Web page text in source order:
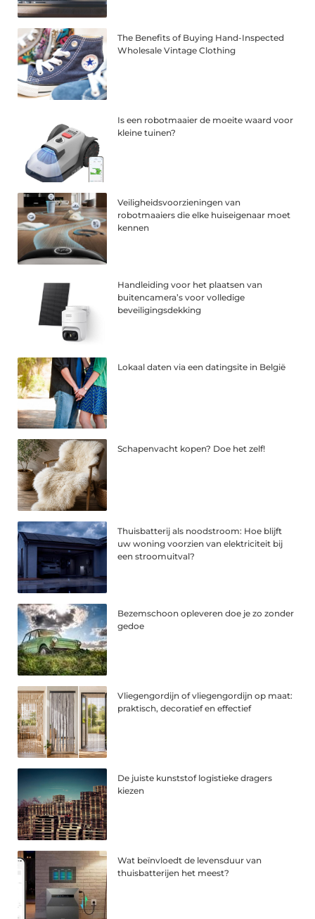
The Benefits of Buying Hand-Inspected
Wholesale Vintage Clothing
Is een robotmaaier de moeite waard voor
kleine tuinen?
Veiligheidsvoorzieningen van
robotmaaiers die elke huiseigenaar moet
kennen
Handleiding voor het plaatsen van
buitencamera’s voor volledige
beveiligingsdekking
Lokaal daten via een datingsite in België
Schapenvacht kopen? Doe het zelf!
Thuisbatterij als noodstroom: Hoe blijft
uw woning voorzien van elektriciteit bij
een stroomuitval?
Bezemschoon opleveren doe je zo zonder
gedoe
Vliegengordijn of vliegengordijn op maat:
praktisch, decoratief en effectief
De juiste kunststof logistieke dragers
kiezen
Wat beïnvloedt de levensduur van
thuisbatterijen het meest?